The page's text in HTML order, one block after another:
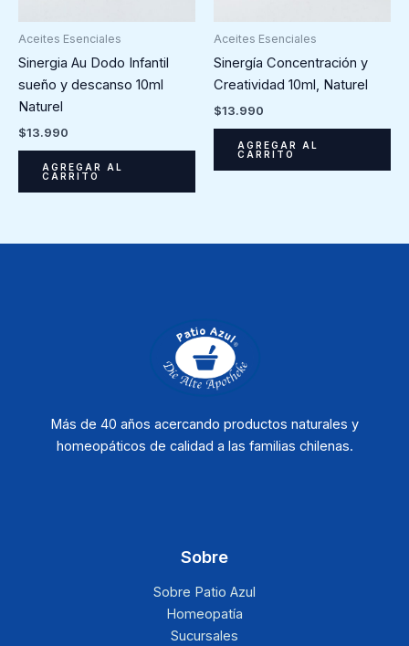
Aceites Esenciales
Sinergia Au Dodo Infantil
sueño y descanso 10ml
Naturel
$13.990
AGREGAR AL
CARRITO
Aceites Esenciales
Sinergía Concentración y
Creatividad 10ml, Naturel
$13.990
AGREGAR AL
CARRITO
Más de 40 años acercando productos naturales y
homeopáticos de calidad a las familias chilenas.
Sobre
Sobre Patio Azul
Homeopatía
Sucursales